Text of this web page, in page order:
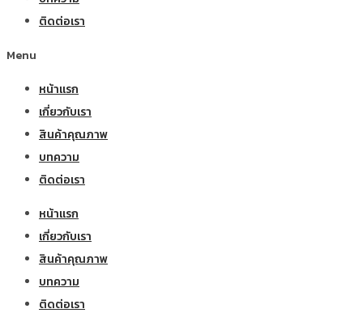
ติดต่อเรา
Menu
หน้าแรก
เกี่ยวกับเรา
สินค้าคุณภาพ
บทความ
ติดต่อเรา
หน้าแรก
เกี่ยวกับเรา
สินค้าคุณภาพ
บทความ
ติดต่อเรา